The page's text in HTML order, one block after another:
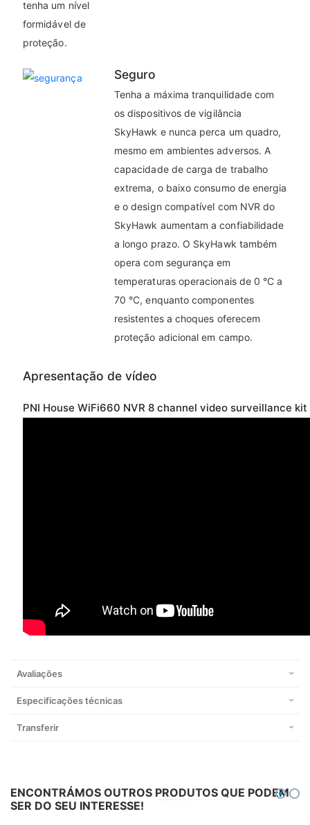
tenha um nível
formidável de
proteção.
Seguro
Tenha a máxima tranquilidade com
os dispositivos de vigilância
SkyHawk e nunca perca um quadro,
mesmo em ambientes adversos. A
capacidade de carga de trabalho
extrema, o baixo consumo de energia
e o design compatível com NVR do
SkyHawk aumentam a confiabilidade
a longo prazo. O SkyHawk também
opera com segurança em
temperaturas operacionais de 0 °C a
70 °C, enquanto componentes
resistentes a choques oferecem
proteção adicional em campo.
Apresentação de vídeo
PNI House WiFi660 NVR 8 channel video surveillance kit
Avaliações
Especificações técnicas
Transferir
ENCONTRÁMOS OUTROS PRODUTOS QUE PODEM
SER DO SEU INTERESSE!